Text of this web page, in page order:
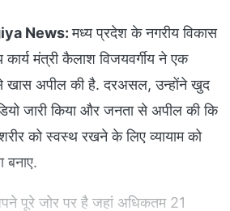
News:मध्य प्रदेश के नगरीय विकास
मंत्री कैलाश विजयवर्गीय ने एक
से खास अपील की है. दरअसल, उन्होंने खुद
जारी किया और जनता से अपील की कि
को स्वस्थ रखने के लिए व्यायाम को
बनाए.
पूरे जोर पर है जहां अधिकतम 21